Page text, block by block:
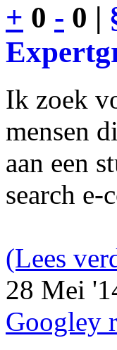
+ 0 - 0 |
Ik zoek
mensen
aan een
search e-
(Lees
28 Mei
Googley